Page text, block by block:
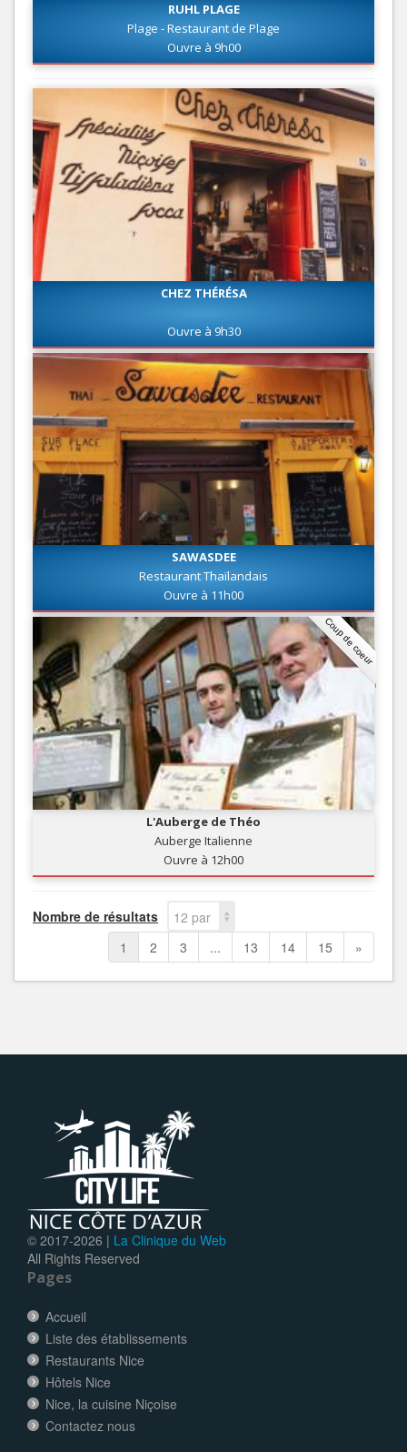
RUHL PLAGE
Plage - Restaurant de Plage
Ouvre à 9h00
CHEZ THÉRÉSA
Ouvre à 9h30
SAWASDEE
Restaurant Thaïlandais
Ouvre à 11h00
Coup de coeur
L'Auberge de Théo
Auberge Italienne
Ouvre à 12h00
Nombre de résultats
12 par
page
1 2 3 ... 13 14 15 »
© 2017-2026 | La Clinique du Web
All Rights Reserved
Pages
Accueil
Liste des établissements
Restaurants Nice
Hôtels Nice
Nice, la cuisine Niçoise
Contactez nous